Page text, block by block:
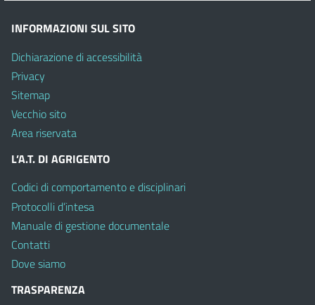
INFORMAZIONI SUL SITO
Dichiarazione di accessibilità
Privacy
Sitemap
Vecchio sito
Area riservata
L’A.T. DI AGRIGENTO
Codici di comportamento e disciplinari
Protocolli d’intesa
Manuale di gestione documentale
Contatti
Dove siamo
TRASPARENZA